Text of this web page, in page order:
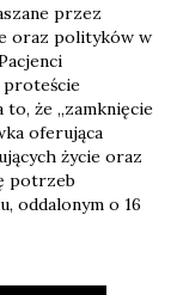
przez
oraz polityków w
to, że „zamknięcie
oferująca
życie oraz
potrzeb
oddalonym o 16